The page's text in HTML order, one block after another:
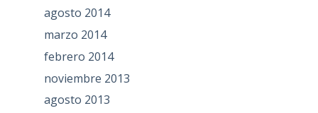
agosto 2014
marzo 2014
febrero 2014
noviembre 2013
agosto 2013